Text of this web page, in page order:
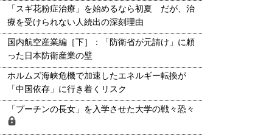
「スギ花粉症治療」を始めるなら初夏 だが、治
療を受けられない人続出の深刻理由
国内航空産業編［下］：「防衛省が元請け」に頼
った日本防衛産業の壁
ホルムズ海峡危機で加速したエネルギー転換が
「中国依存」に行き着くリスク
「プーチンの長女」を入学させた大学の戦々恐々